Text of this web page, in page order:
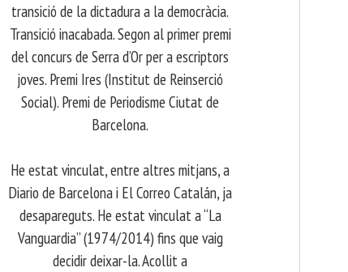
transició de la dictadura a la democràcia.
Transició inacabada. Segon al primer premi
del concurs de Serra d’Or per a escriptors
joves. Premi Ires (Institut de Reinserció
Social). Premi de Periodisme Ciutat de
Barcelona.
​ He estat vinculat, entre altres mitjans, a
Diario de Barcelona i El Correo Catalán, ja
desapareguts. He estat vinculat a “La
Vanguardia” (1974/2014) fins que vaig
decidir deixar-la. Acollit a